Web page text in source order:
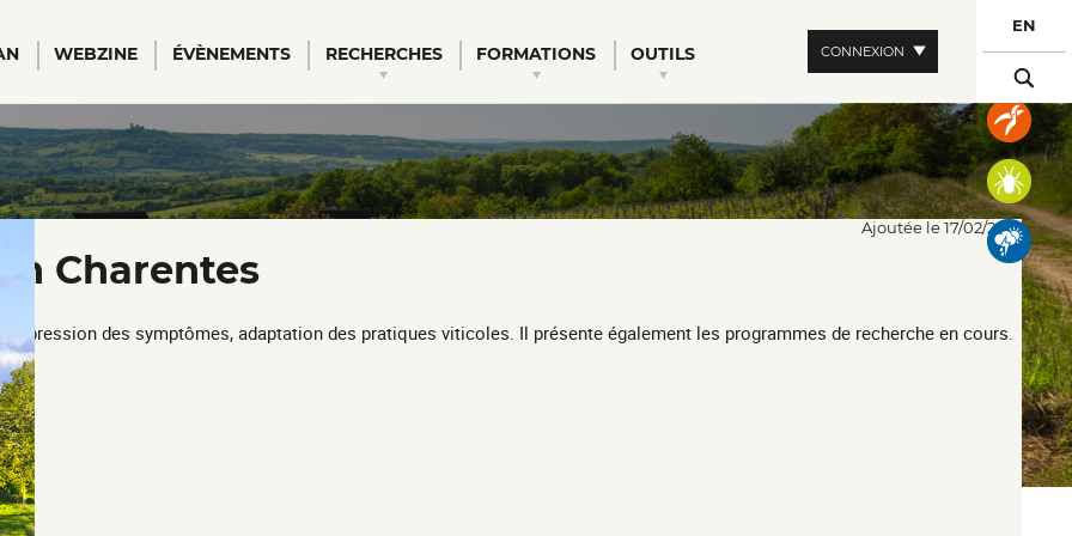
WEBZINE ÉVÈNEMENTS RECHERCHES FORMATIONS OUTILS CONNEXION
EN
Ajoutée le 17/02/2017
Charentes
expression des symptômes, adaptation des pratiques viticoles. Il présente également les programmes de recherche en cours.